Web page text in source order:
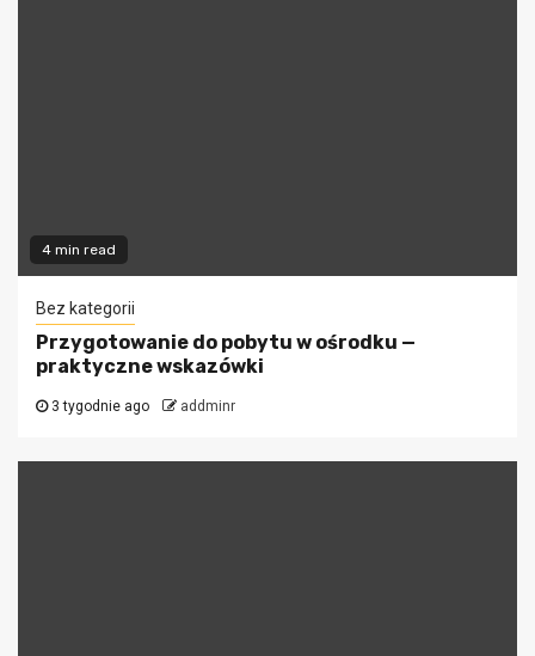
4 min read
Bez kategorii
Przygotowanie do pobytu w ośrodku —
praktyczne wskazówki
3 tygodnie ago addminr